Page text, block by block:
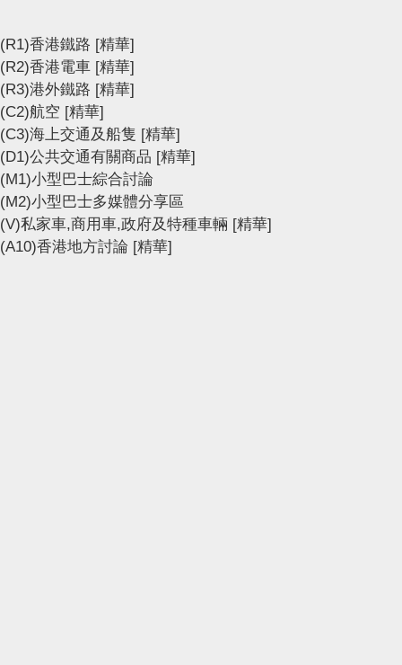
(R1)香港鐵路 [精華]
(R2)香港電車 [精華]
(R3)港外鐵路 [精華]
(C2)航空 [精華]
(C3)海上交通及船隻 [精華]
(D1)公共交通有關商品 [精華]
(M1)小型巴士綜合討論
(M2)小型巴士多媒體分享區
(V)私家車,商用車,政府及特種車輛 [精華]
(A10)香港地方討論 [精華]